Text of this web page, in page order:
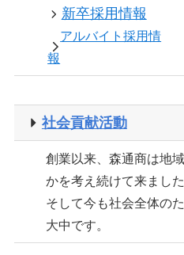
新卒採用情報
アルバイト採用情
報
社会貢献活動
創業以来、森通商は地
かを考え続けて来ました
そして今も社会全体の
大中です。